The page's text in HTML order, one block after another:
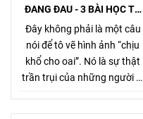
ĐANG ĐAU - 3 BÀI HỌC TỪ
TỶ PHÚ JENSEN HUANG
Đây không phải là một câu
nói để tô vẽ hình ảnh “chịu
khổ cho oai”. Nó là sự thật
trần trụi của những người đi